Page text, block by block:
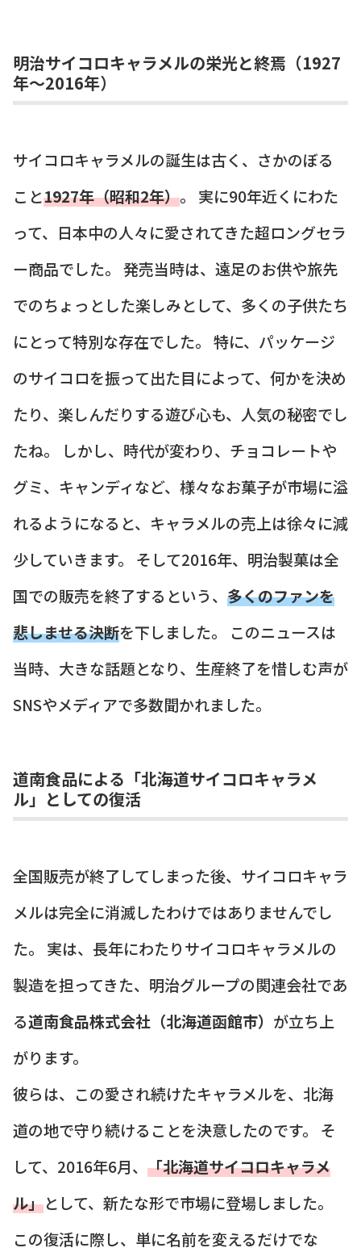
明治サイコロキャラメルの栄光と終焉（1927
年〜2016年）
サイコロキャラメルの誕生は古く、さかのぼる
こと1927年（昭和2年）。 実に90年近くにわた
って、日本中の人々に愛されてきた超ロングセラ
ー商品でした。 発売当時は、遠足のお供や旅先
でのちょっとした楽しみとして、多くの子供たち
にとって特別な存在でした。 特に、パッケージ
のサイコロを振って出た目によって、何かを決め
たり、楽しんだりする遊び心も、人気の秘密でし
たね。 しかし、時代が変わり、チョコレートや
グミ、キャンディなど、様々なお菓子が市場に溢
れるようになると、キャラメルの売上は徐々に減
少していきます。 そして2016年、明治製菓は全
国での販売を終了するという、 多くのファンを
悲しませる決断を下しました。 このニュースは
当時、大きな話題となり、生産終了を惜しむ声が
SNSやメディアで多数聞かれました。
道南食品による「北海道サイコロキャラメ
ル」としての復活
全国販売が終了してしまった後、サイコロキャラ
メルは完全に消滅したわけではありませんでし
た。 実は、長年にわたりサイコロキャラメルの
製造を担ってきた、明治グループの関連会社であ
る道南食品株式会社（北海道函館市） が立ち上
がります。
彼らは、この愛され続けたキャラメルを、北海
道の地で守り続けることを決意したのです。 そ
して、2016年6月、 「北海道サイコロキャラメ
ル」として、新たな形で市場に登場しました。
この復活に際し、単に名前を変えるだけでな